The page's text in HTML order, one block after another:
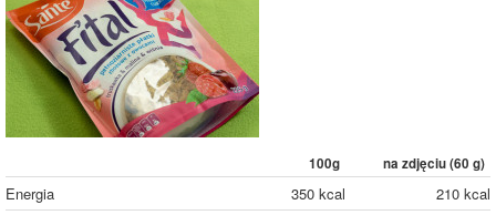
100g na zdjęciu (60 g)
Energia 350 kcal
210 kcal